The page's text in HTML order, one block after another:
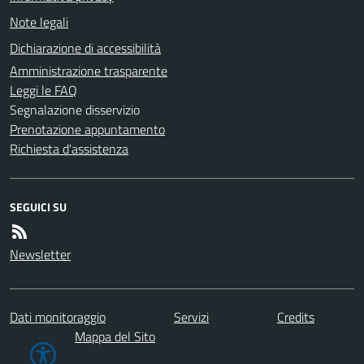
Note legali
Dichiarazione di accessibilità
Amministrazione trasparente
Leggi le FAQ
Segnalazione disservizio
Prenotazione appuntamento
Richiesta d'assistenza
SEGUICI SU
Newsletter
Dati monitoraggio Servizi
Credits
Mappa del Sito